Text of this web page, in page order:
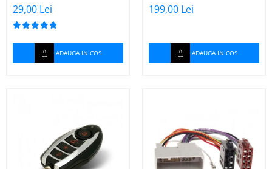
29,00 Lei
ADAUGA IN COS
199,00 Lei
ADAUGA IN COS